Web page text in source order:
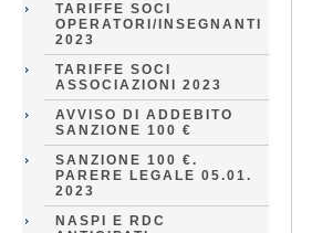
TARIFFE SOCI
OPERATORI/INSEGNANTI
2023
TARIFFE SOCI
ASSOCIAZIONI 2023
AVVISO DI ADDEBITO
SANZIONE 100 €
SANZIONE 100 €.
PARERE LEGALE 05.01.
2023
NASPI E RDC